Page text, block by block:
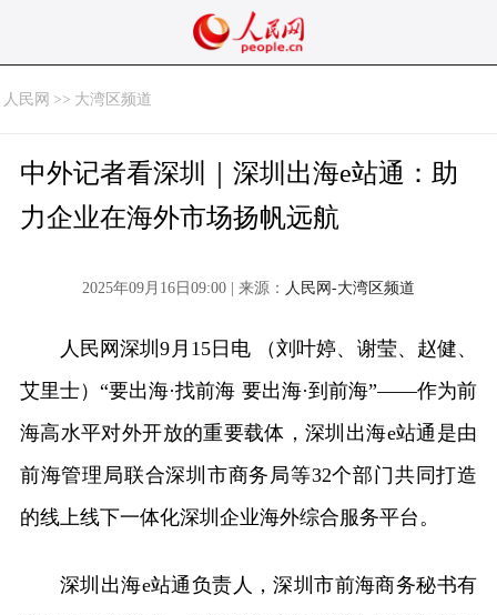
人民网 >> 大湾区频道
中外记者看深圳｜深圳出海e站通：助
力企业在海外市场扬帆远航
2025年09月16日09:00 | 来源： 人民网-大湾区频道
人民网深圳9月15日电 （刘叶婷、谢莹、赵健、
艾里士）“要出海·找前海 要出海·到前海”——作为前
海高水平对外开放的重要载体，深圳出海e站通是由
前海管理局联合深圳市商务局等32个部门共同打造
的线上线下一体化深圳企业海外综合服务平台。
深圳出海e站通负责人，深圳市前海商务秘书有